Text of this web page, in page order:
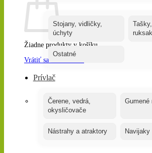
Žiadne produkty v košíku.
Vrátiť sa do obchodu
Stojany, vidličky,
úchyty
Ostatné
Prívlač
Čerene, vedrá,
okysličovače
Gumené
Nástrahy a atraktory Navijaky